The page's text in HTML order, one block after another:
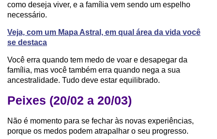
como deseja viver, e a família vem sendo um espelho
necessário.
Veja, com um Mapa Astral, em qual área da vida você
se destaca
Você erra quando tem medo de voar e desapegar da
família, mas você também erra quando nega a sua
ancestralidade. Tudo deve estar equilibrado.
Peixes (20/02 a 20/03)
Não é momento para se fechar às novas experiências,
porque os medos podem atrapalhar o seu progresso.